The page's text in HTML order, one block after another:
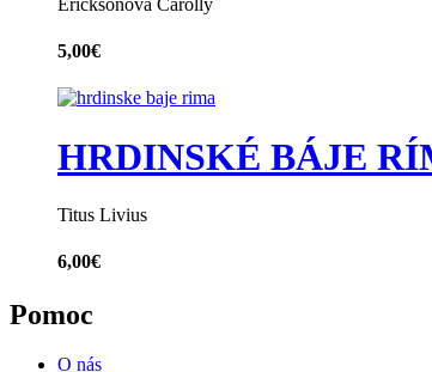
5,00€
HRDINSKÉ BÁJE
Titus Livius
6,00€
Pomoc
O nás